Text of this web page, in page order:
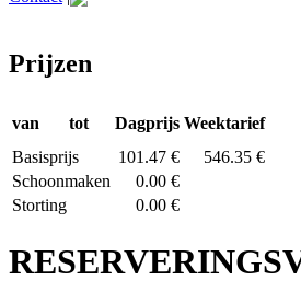
Prijzen
van tot Dagprijs Weektarief
Basisprijs
101.47 € 546.35 €
Schoonmaken
0.00 €
Storting
0.00 €